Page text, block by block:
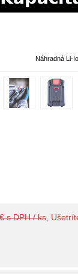
Náhradná Li-
s DPH / ks,